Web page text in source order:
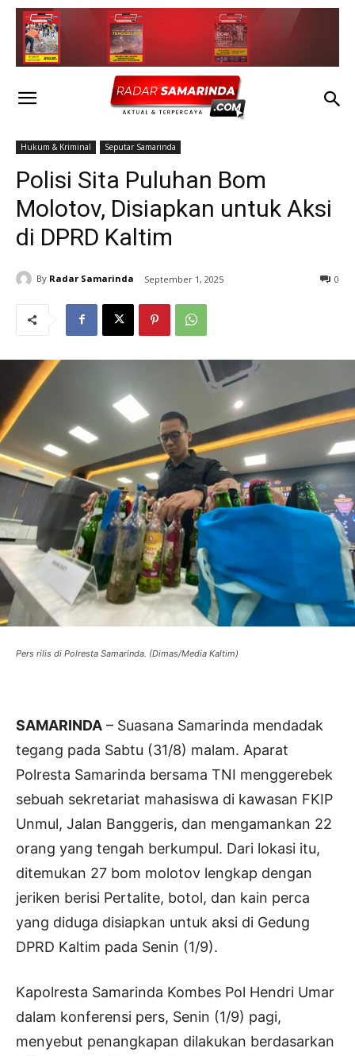
Hukum & Kriminal Seputar Samarinda
Polisi Sita Puluhan Bom
Molotov, Disiapkan untuk Aksi
di DPRD Kaltim
By Radar Samarinda September 1, 2025 0
Pers rilis di Polresta Samarinda. (Dimas/Media Kaltim)
SAMARINDA – Suasana Samarinda mendadak
tegang pada Sabtu (31/8) malam. Aparat
Polresta Samarinda bersama TNI menggerebek
sebuah sekretariat mahasiswa di kawasan FKIP
Unmul, Jalan Banggeris, dan mengamankan 22
orang yang tengah berkumpul. Dari lokasi itu,
ditemukan 27 bom molotov lengkap dengan
jeriken berisi Pertalite, botol, dan kain perca
yang diduga disiapkan untuk aksi di Gedung
DPRD Kaltim pada Senin (1/9).
Kapolresta Samarinda Kombes Pol Hendri Umar
dalam konferensi pers, Senin (1/9) pagi,
menyebut penangkapan dilakukan berdasarkan